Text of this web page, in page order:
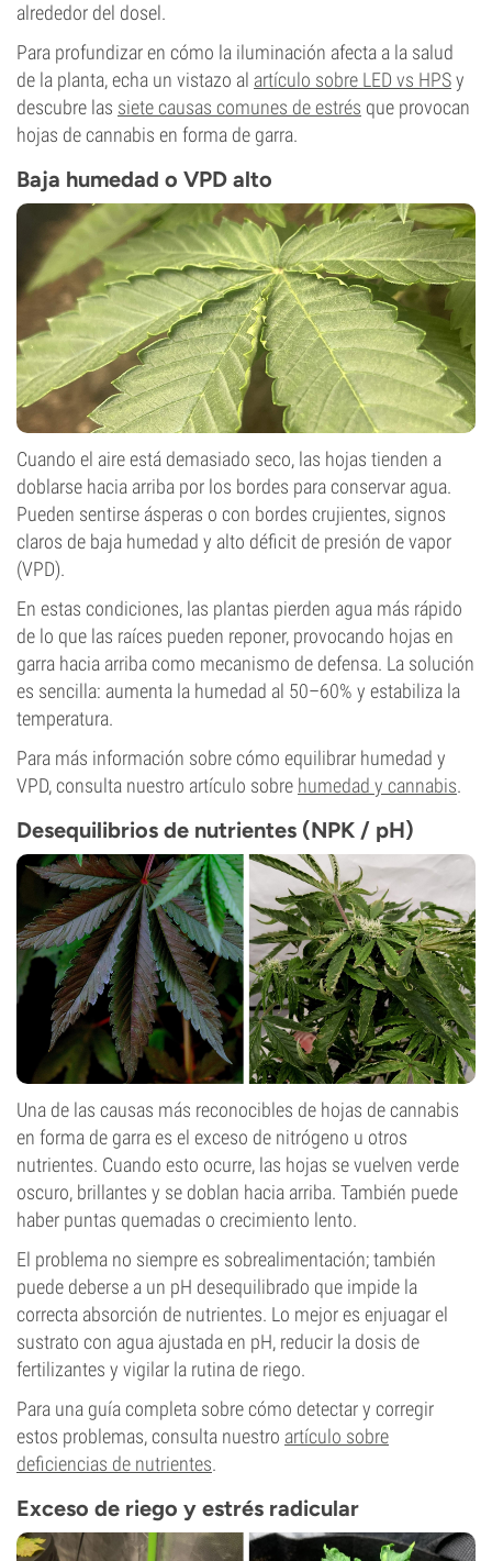
alrededor del dosel.
Para profundizar en cómo la iluminación afecta a la salud
de la planta, echa un vistazo al artículo sobre LED vs HPSy
descubre las siete causas comunes de estrés que provocan
hojas de cannabis en forma de garra.
Baja humedad o VPD alto
Cuando el aire está demasiado seco, las hojas tienden a
doblarse hacia arriba por los bordes para conservar agua.
Pueden sentirse ásperas o con bordes crujientes, signos
claros de baja humedad y alto déficit de presión de vapor
(VPD).
En estas condiciones, las plantas pierden agua más rápido
de lo que las raíces pueden reponer, provocando hojas en
garra hacia arriba como mecanismo de defensa. La solución
es sencilla: aumenta la humedad al 50–60% y estabiliza la
temperatura.
Para más información sobre cómo equilibrar humedad y
VPD, consulta nuestro artículo sobre humedad y cannabis.
Desequilibrios de nutrientes (NPK / pH)
Una de las causas más reconocibles de hojas de cannabis
en forma de garra es el exceso de nitrógeno u otros
nutrientes. Cuando esto ocurre, las hojas se vuelven verde
oscuro, brillantes y se doblan hacia arriba. También puede
haber puntas quemadas o crecimiento lento.
El problema no siempre es sobrealimentación; también
puede deberse a un pH desequilibrado que impide la
correcta absorción de nutrientes. Lo mejor es enjuagar el
sustrato con agua ajustada en pH, reducir la dosis de
fertilizantes y vigilar la rutina de riego.
Para una guía completa sobre cómo detectar y corregir
estos problemas, consulta nuestro artículo sobre
deficiencias de nutrientes.
Exceso de riego y estrés radicular